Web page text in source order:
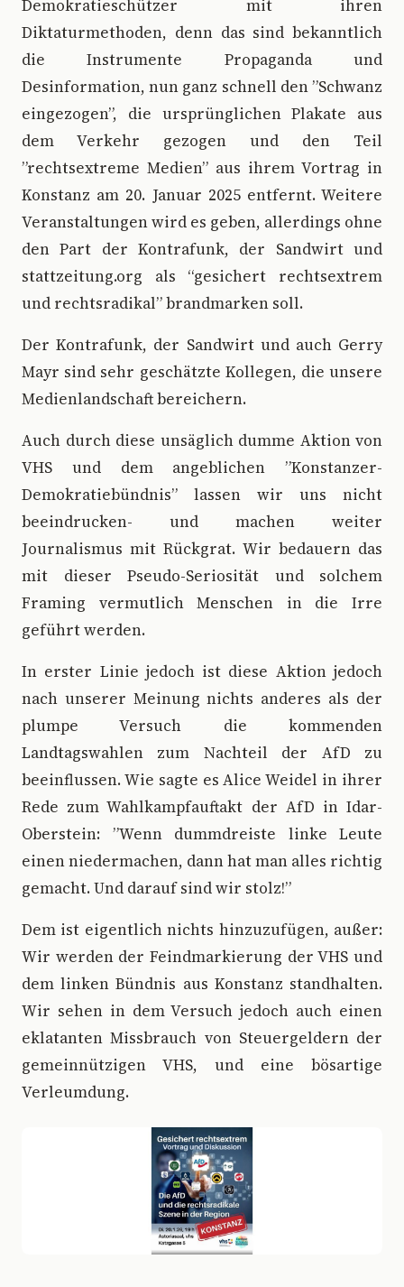
Demokratieschützer mit ihren
Diktaturmethoden, denn das sind bekanntlich
die Instrumente Propaganda und
Desinformation, nun ganz schnell den ”Schwanz
eingezogen”, die ursprünglichen Plakate aus
dem Verkehr gezogen und den Teil
”rechtsextreme Medien” aus ihrem Vortrag in
Konstanz am 20. Januar 2025 entfernt. Weitere
Veranstaltungen wird es geben, allerdings ohne
den Part der Kontrafunk, der Sandwirt und
stattzeitung.org als “gesichert rechtsextrem
und rechtsradikal” brandmarken soll.
Der Kontrafunk, der Sandwirt und auch Gerry
Mayr sind sehr geschätzte Kollegen, die unsere
Medienlandschaft bereichern.
Auch durch diese unsäglich dumme Aktion von
VHS und dem angeblichen ”Konstanzer-
Demokratiebündnis” lassen wir uns nicht
beeindrucken- und machen weiter
Journalismus mit Rückgrat. Wir bedauern das
mit dieser Pseudo-Seriosität und solchem
Framing vermutlich Menschen in die Irre
geführt werden.
In erster Linie jedoch ist diese Aktion jedoch
nach unserer Meinung nichts anderes als der
plumpe Versuch die kommenden
Landtagswahlen zum Nachteil der AfD zu
beeinflussen. Wie sagte es Alice Weidel in ihrer
Rede zum Wahlkampfauftakt der AfD in Idar-
Oberstein: ”Wenn dummdreiste linke Leute
einen niedermachen, dann hat man alles richtig
gemacht. Und darauf sind wir stolz!”
Dem ist eigentlich nichts hinzuzufügen, außer:
Wir werden der Feindmarkierung der VHS und
dem linken Bündnis aus Konstanz standhalten.
Wir sehen in dem Versuch jedoch auch einen
eklatanten Missbrauch von Steuergeldern der
gemeinnützigen VHS, und eine bösartige
Verleumdung.